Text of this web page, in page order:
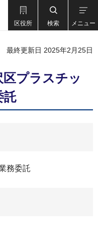
区役所 検索 メニュー
最終更新日 2025年2月25日
区プラスチッ
託
務委託